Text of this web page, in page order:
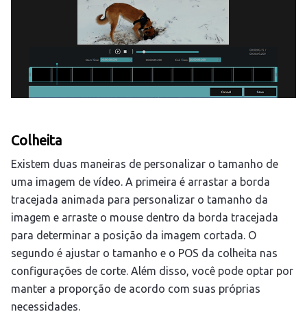
Colheita
Existem duas maneiras de personalizar o tamanho de
uma imagem de vídeo. A primeira é arrastar a borda
tracejada animada para personalizar o tamanho da
imagem e arraste o mouse dentro da borda tracejada
para determinar a posição da imagem cortada. O
segundo é ajustar o tamanho e o POS da colheita nas
configurações de corte. Além disso, você pode optar por
manter a proporção de acordo com suas próprias
necessidades.